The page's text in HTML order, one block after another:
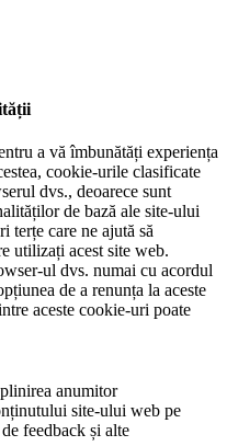
a vă îmbunătăți experiența
cookie-urile clasificate
dvs., deoarece sunt
de bază ale site-ului
terțe care ne ajută să
utilizați acest site web.
ul dvs. numai cu acordul
de a renunța la aceste
aceste cookie-uri poate
anumitor
site-ului web pe
feedback și alte